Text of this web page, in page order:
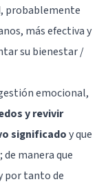
probablemente
más efectiva y
su bienestar /
emocional,
y revivir
significadoy que
manera que
por tanto de